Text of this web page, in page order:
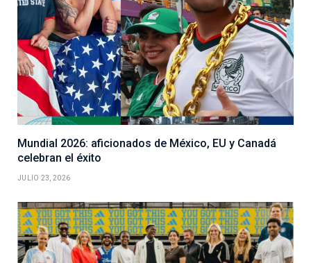
Mundial 2026: aficionados de México, EU y Canadá
celebran el éxito
JULIO 23, 2026